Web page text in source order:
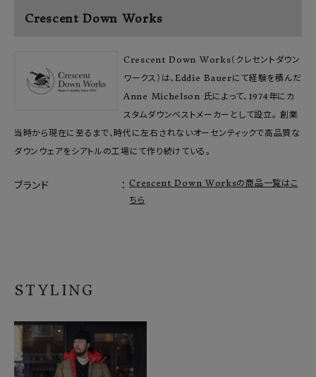
Crescent Down Works
Crescent Down Works（クレセントダウン
ワークス）は、Eddie Bauerにて経験を積んだ
Anne Michelson 氏によって、1974年にカ
スタムダウンベストメーカーとして設立。 創業
当時から現在に至るまで、時代に左右されないオーセンティックで高品質な
ダウンウェアをシアトルの工場にて作り続けている。
ブランド
Crescent Down Worksの商品一覧はこ
ちら
STYLING